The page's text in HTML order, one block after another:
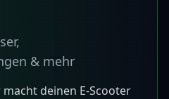
& mehr
deinen E-Scooter